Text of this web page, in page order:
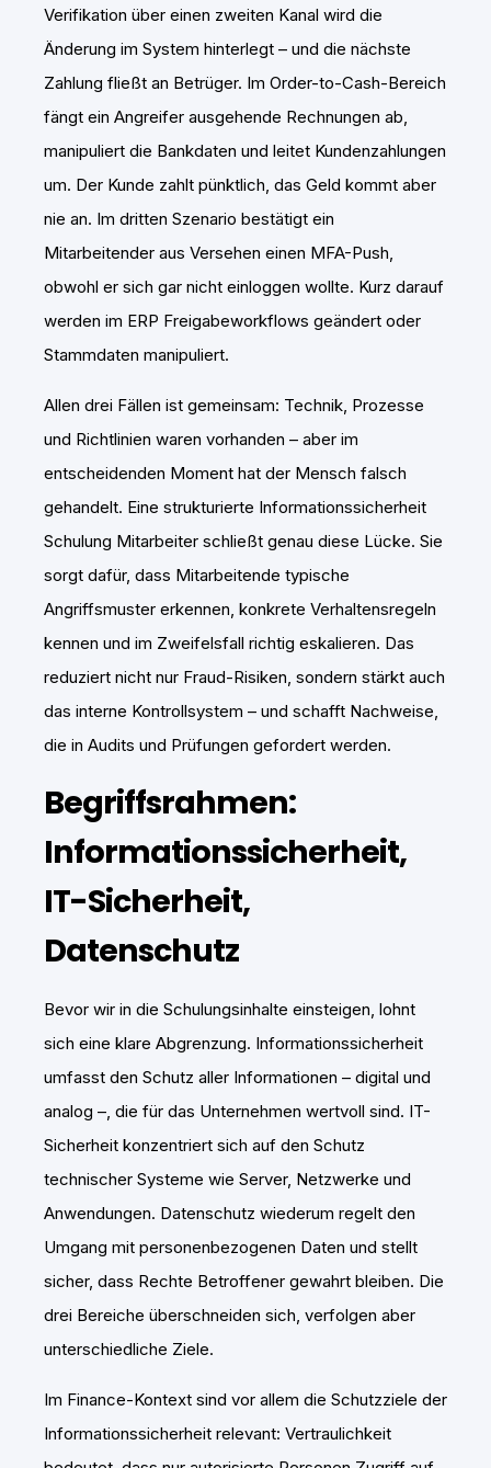
Verifikation über einen zweiten Kanal wird die
Änderung im System hinterlegt – und die nächste
Zahlung fließt an Betrüger. Im Order-to-Cash-Bereich
fängt ein Angreifer ausgehende Rechnungen ab,
manipuliert die Bankdaten und leitet Kundenzahlungen
um. Der Kunde zahlt pünktlich, das Geld kommt aber
nie an. Im dritten Szenario bestätigt ein
Mitarbeitender aus Versehen einen MFA-Push,
obwohl er sich gar nicht einloggen wollte. Kurz darauf
werden im ERP Freigabeworkflows geändert oder
Stammdaten manipuliert.
Allen drei Fällen ist gemeinsam: Technik, Prozesse
und Richtlinien waren vorhanden – aber im
entscheidenden Moment hat der Mensch falsch
gehandelt. Eine strukturierte Informationssicherheit
Schulung Mitarbeiter schließt genau diese Lücke. Sie
sorgt dafür, dass Mitarbeitende typische
Angriffsmuster erkennen, konkrete Verhaltensregeln
kennen und im Zweifelsfall richtig eskalieren. Das
reduziert nicht nur Fraud-Risiken, sondern stärkt auch
das interne Kontrollsystem – und schafft Nachweise,
die in Audits und Prüfungen gefordert werden.
Begriffsrahmen:
Informationssicherheit,
IT-Sicherheit,
Datenschutz
Bevor wir in die Schulungsinhalte einsteigen, lohnt
sich eine klare Abgrenzung. Informationssicherheit
umfasst den Schutz aller Informationen – digital und
analog –, die für das Unternehmen wertvoll sind. IT-
Sicherheit konzentriert sich auf den Schutz
technischer Systeme wie Server, Netzwerke und
Anwendungen. Datenschutz wiederum regelt den
Umgang mit personenbezogenen Daten und stellt
sicher, dass Rechte Betroffener gewahrt bleiben. Die
drei Bereiche überschneiden sich, verfolgen aber
unterschiedliche Ziele.
Im Finance-Kontext sind vor allem die Schutzziele der
Informationssicherheit relevant: Vertraulichkeit